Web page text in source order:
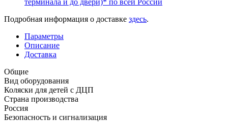
Подробная информация о доставке здесь.
Параметры
Описание
Доставка
Общие
Вид оборудования
Коляски для детей с ДЦП
Страна производства
Россия
Безопасность и сигнализация